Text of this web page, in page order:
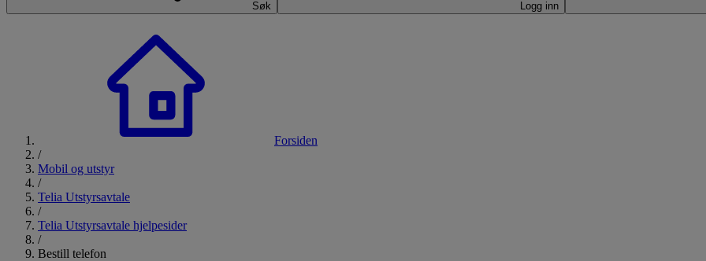
Søk Logg inn
Forsiden
/
Mobil og utstyr
/
Telia Utstyrsavtale
/
Telia Utstyrsavtale hjelpesider
/
Bestill telefon